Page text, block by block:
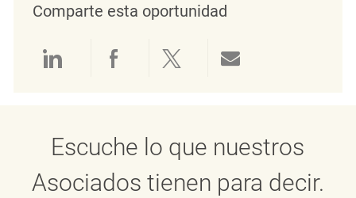
Comparte esta oportunidad
Compartir a través de LinkedIn
Compartir a través de
Compartir a través
Escuche lo que nuestros
Asociados tienen para decir.